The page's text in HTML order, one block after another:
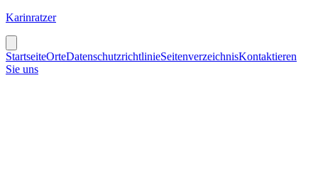
Karinratzer
StartseiteOrteDatenschutzrichtlinieSeitenverzeichnisKontaktieren
Sie uns